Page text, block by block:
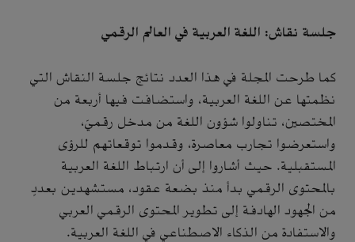
جلسة نقاش: اللغة العربية في العالم الرقمي
كما طرحت المجلة في هذا العدد نتائج جلسة النقاش التي
نظمتها عن اللغة العربية، واستضافت فيها أربعة من
المختصين، تناولوا شؤون اللغة من مدخل رقميّ،
واستعرضوا تجارب معاصرة، وقدموا توقعاتهم للرؤى
المستقبلية. حيث أشاروا إلى أن ارتباط اللغة العربية
بالمحتوى الرقمي بدأ منذ بضعة عقود، مستشهدين بعددٍ
من الجهود الهادفة إلى تطوير المحتوى الرقمي العربي
والاستفادة من الذكاء الاصطناعي في اللغة العربية.